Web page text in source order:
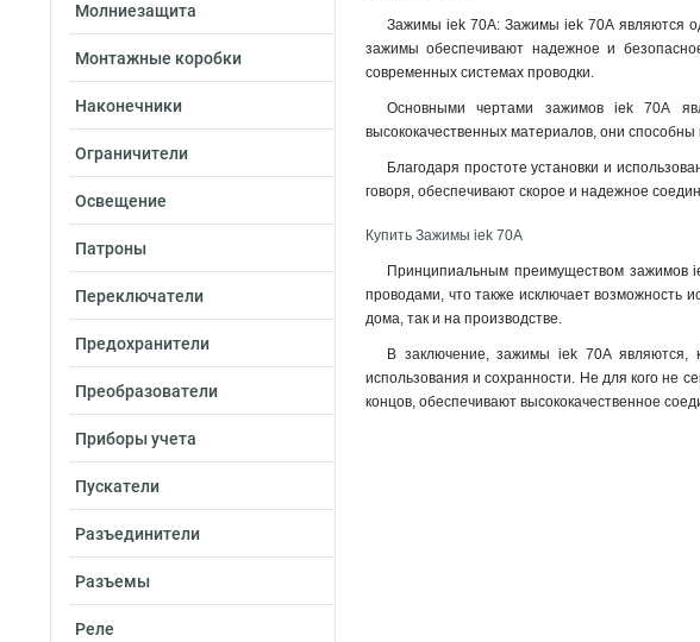
Молниезащита
Монтажные коробки
Наконечники
Ограничители
Освещение
Патроны
Переключатели
Предохранители
Преобразователи
Приборы учета
Пускатели
Разъединители
Разъемы
Реле
Зажимы iek 70А: Зажимы iek 70А являются
зажимы обеспечивают надежное и
современных системах проводки.
Основными чертами зажимов iek 70А
высококачественных материалов, они
Благодаря простоте установки и
говоря, обеспечивают скорое и надежное
Купить Зажимы iek 70А
Принципиальным преимуществом зажимов
проводами, что также исключает возможность
дома, так и на производстве.
В заключение, зажимы iek 70А являются,
использования и сохранности. Не для кого не
концов, обеспечивают высококачественное